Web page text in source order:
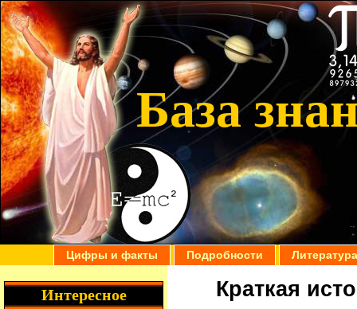
База
Цифры и факты Подробности Литература
Краткая
Интересное